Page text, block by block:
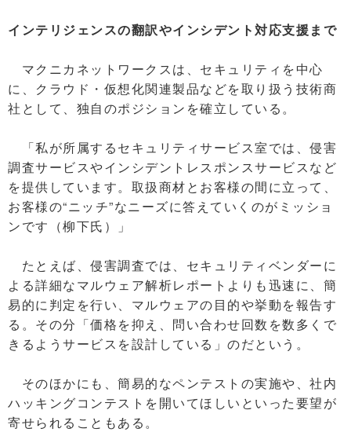
インテリジェンスの翻訳やインシデント対応支援まで
マクニカネットワークスは、セキュリティを中心
に、クラウド・仮想化関連製品などを取り扱う技術商
社として、独自のポジションを確立している。
「私が所属するセキュリティサービス室では、侵害
調査サービスやインシデントレスポンスサービスなど
を提供しています。取扱商材とお客様の間に立って、
お客様の“ニッチ”なニーズに答えていくのがミッショ
ンです（柳下氏）」
たとえば、侵害調査では、セキュリティベンダーに
よる詳細なマルウェア解析レポートよりも迅速に、簡
易的に判定を行い、マルウェアの目的や挙動を報告す
る。その分「価格を抑え、問い合わせ回数を数多くで
きるようサービスを設計している」のだという。
そのほかにも、簡易的なペンテストの実施や、社内
ハッキングコンテストを開いてほしいといった要望が
寄せられることもある。